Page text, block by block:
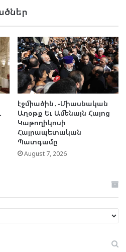
էջմիածին․-Միասնական
Աղօթք Եւ Ամենայն Հայոց
Կաթողիկոսի
Հայրապետական
Պատգամը
August 7, 2026